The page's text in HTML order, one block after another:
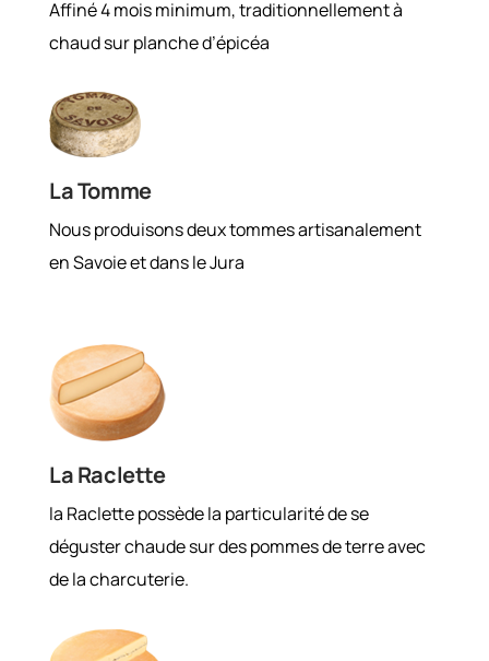
Affiné 4 mois minimum, traditionnellement à
chaud sur planche d’épicéa
La Tomme
Nous produisons deux tommes artisanalement
en Savoie et dans le Jura
La Raclette
la Raclette possède la particularité de se
déguster chaude sur des pommes de terre avec
de la charcuterie.